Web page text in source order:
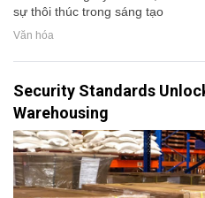
sự thôi thúc trong sáng tạo
Văn hóa
Security Standards
Warehousing